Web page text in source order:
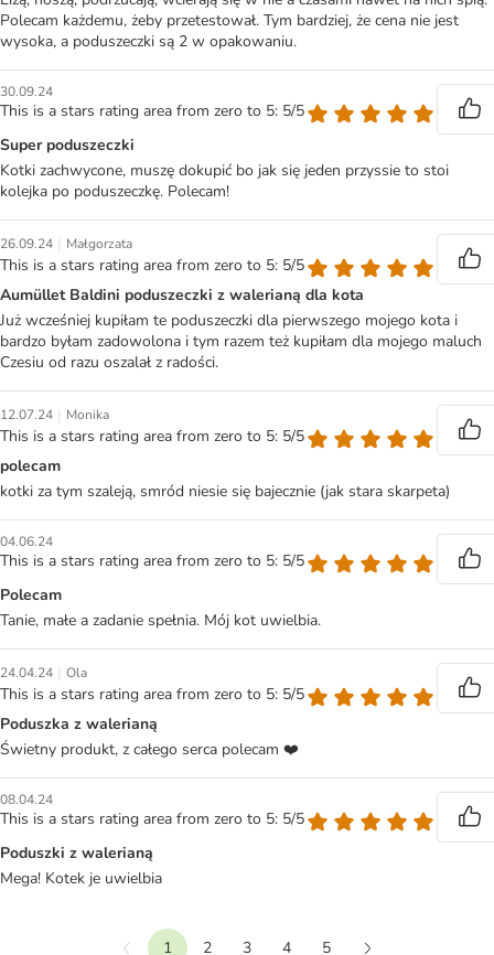
Polecam każdemu, żeby przetestował. Tym bardziej, że cena nie jest
wysoka, a poduszeczki są 2 w opakowaniu.
30.09.24
This is a stars rating area from zero to 5: 5/5
Super poduszeczki
Kotki zachwycone, muszę dokupić bo jak się jeden przyssie to stoi
kolejka po poduszeczkę. Polecam!
26.09.24 | Małgorzata
This is a stars rating area from zero to 5: 5/5
Aumüllet Baldini poduszeczki z walerianą dla kota
Już wcześniej kupiłam te poduszeczki dla pierwszego mojego kota i
bardzo byłam zadowolona i tym razem też kupiłam dla mojego maluch
Czesiu od razu oszalał z radości.
12.07.24 | Monika
This is a stars rating area from zero to 5: 5/5
polecam
kotki za tym szaleją, smród niesie się bajecznie (jak stara skarpeta)
04.06.24
This is a stars rating area from zero to 5: 5/5
Polecam
Tanie, małe a zadanie spełnia. Mój kot uwielbia.
24.04.24 | Ola
This is a stars rating area from zero to 5: 5/5
Poduszka z walerianą
Świetny produkt, z całego serca polecam ❤️
08.04.24
This is a stars rating area from zero to 5: 5/5
Poduszki z walerianą
Mega! Kotek je uwielbia
1 2 3 4
5